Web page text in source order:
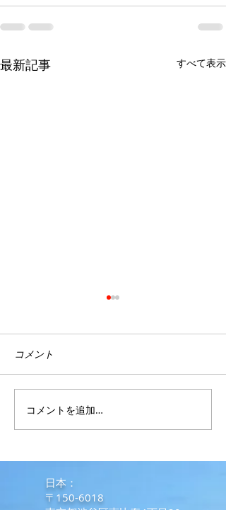
最新記事 すべて表示
フィリピンの会計事務所
とのオンラインミーティ
い
コメント
コメントを追加…
​日本：
〒150-6018